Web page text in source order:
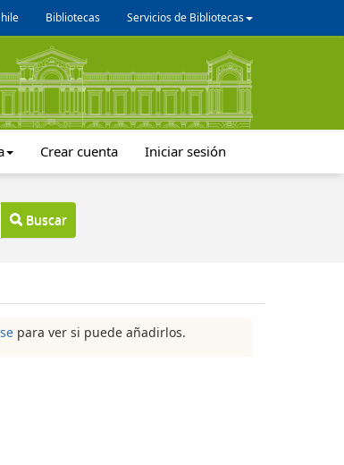
Bibliotecas Servicios de Bibliotecas
Crear cuenta Iniciar sesión
Buscar
para ver si puede añadirlos.